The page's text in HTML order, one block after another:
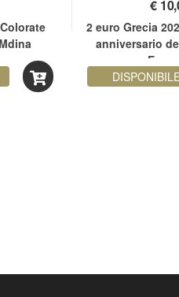
€
2 euro Grecia
anniversario